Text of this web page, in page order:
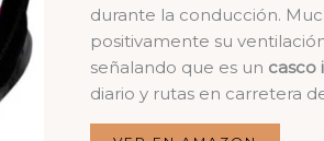
durante la conducción.
positivamente su
señalando que es un casco
diario y rutas en carretera